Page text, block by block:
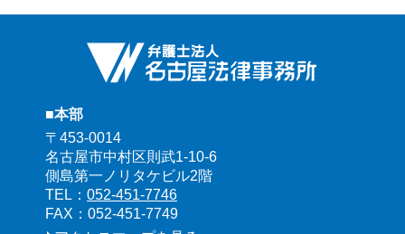
■本部
〒453-0014
名古屋市中村区則武1-10-6
側島第一ノリタケビル2階
TEL： 052-451-7746
FAX：052-451-7749